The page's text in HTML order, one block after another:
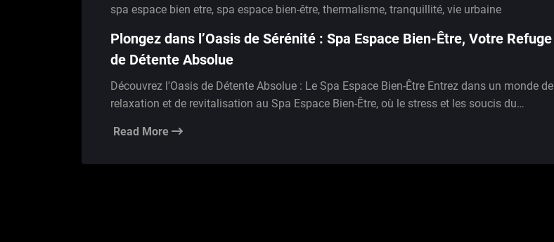
spa espace bien etre, spa espace bien-être, thermalisme, tranquillité, vie urbaine
Plongez dans l’Oasis de Sérénité : Spa Espace Bien-Être, Votre Refuge
de Détente Absolue
Découvrez l'Oasis de Détente Absolue : Le Spa Espace Bien-Être Entrez dans un monde de
relaxation et de revitalisation au Spa Espace Bien-Être, où le stress et les soucis du…
Read More